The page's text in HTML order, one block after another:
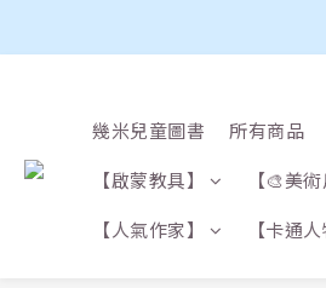
幾米兒童圖書 所有商品
【啟蒙教具】
【🎨美
【人氣作家】
【卡通人